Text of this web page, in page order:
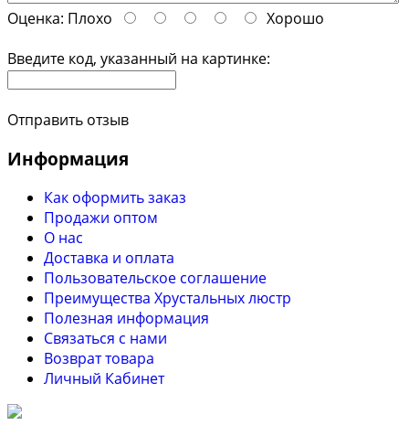
Оценка: Плохо
Хорошо
Введите код, указанный на картинке:
Отправить отзыв
Информация
Как оформить заказ
Продажи оптом
О нас
Доставка и оплата
Пользовательское соглашение
Преимущества Хрустальных люстр
Полезная информация
Связаться с нами
Возврат товара
Личный Кабинет